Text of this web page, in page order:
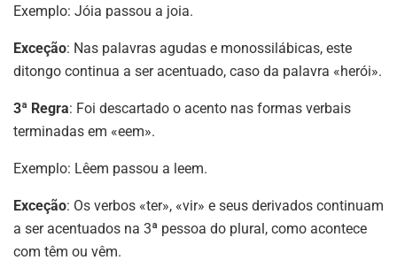
Exemplo: Jóia passou a joia.
Exceção: Nas palavras agudas e monossilábicas, este
ditongo continua a ser acentuado, caso da palavra «herói».
3ª Regra: Foi descartado o acento nas formas verbais
terminadas em «eem».
Exemplo: Lêem passou a leem.
Exceção: Os verbos «ter», «vir» e seus derivados continuam
a ser acentuados na 3ª pessoa do plural, como acontece
com têm ou vêm.